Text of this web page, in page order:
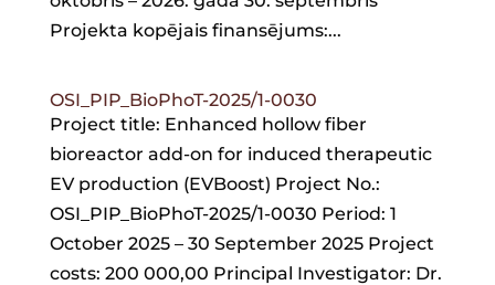
Projekta kopējais finansējums:...
OSI_PIP_BioPhoT-2025/1-0030
Project title: Enhanced hollow fiber
bioreactor add-on for induced therapeutic
EV production (EVBoost) Project No.:
OSI_PIP_BioPhoT-2025/1-0030 Period: 1
October 2025 – 30 September 2025 Project
costs: 200 000,00 Principal Investigator: Dr.